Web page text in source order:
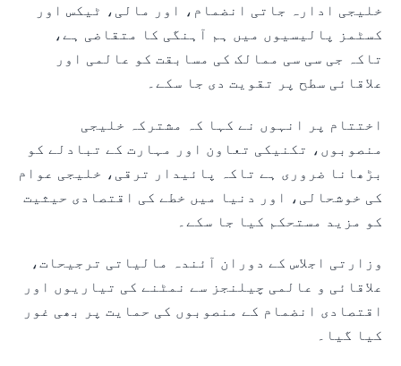
خلیجی ادارہ جاتی انضمام، اور مالی، ٹیکس اور
کسٹمز پالیسیوں میں ہم آہنگی کا متقاضی ہے،
تاکہ جی سی سی ممالک کی مسابقت کو عالمی اور
علاقائی سطح پر تقویت دی جا سکے۔
اختتام پر انہوں نے کہا کہ مشترکہ خلیجی
منصوبوں، تکنیکی تعاون اور مہارت کے تبادلے کو
بڑھانا ضروری ہے تاکہ پائیدار ترقی، خلیجی عوام
کی خوشحالی، اور دنیا میں خطے کی اقتصادی حیثیت
کو مزید مستحکم کیا جا سکے۔
وزارتی اجلاس کے دوران آئندہ مالیاتی ترجیحات،
علاقائی و عالمی چیلنجز سے نمٹنے کی تیاریوں اور
اقتصادی انضمام کے منصوبوں کی حمایت پر بھی غور
کیا گیا۔